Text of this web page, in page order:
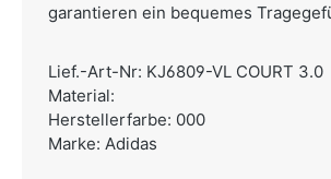
garantieren ein bequemes
Lief.-Art-Nr: KJ6809-VL COURT 3.0
Material:
Herstellerfarbe: 000
Marke: Adidas